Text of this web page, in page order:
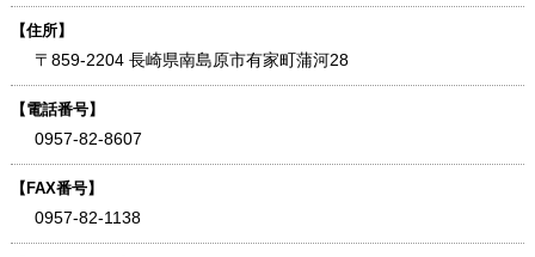
【住所】
〒859-2204 長崎県南島原市有家町蒲河28
【電話番号】
0957-82-8607
【FAX番号】
0957-82-1138